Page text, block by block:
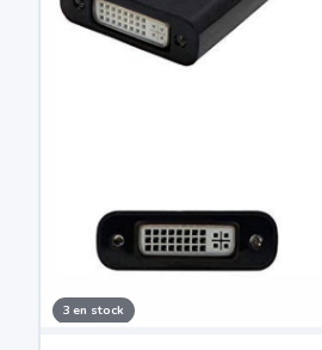
3 en stock